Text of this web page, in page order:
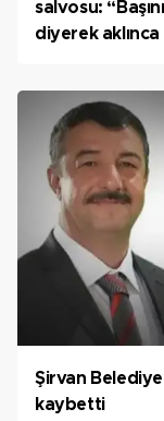
salvosu:
diyerek
Şirvan Belediye
kaybetti